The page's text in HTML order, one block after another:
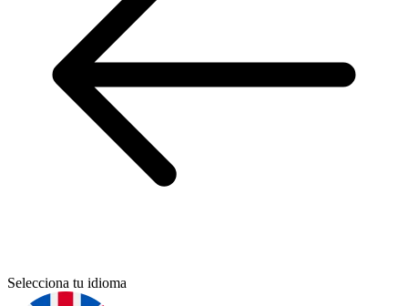
Selecciona tu idioma